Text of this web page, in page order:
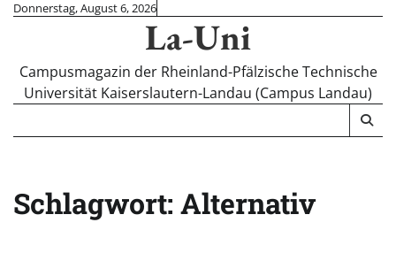
SkipDonnerstag, August 6, 2026
La-Uni
Campusmagazin der Rheinland-Pfälzische Technische
Universität Kaiserslautern-Landau (Campus Landau)
Schlagwort: Alternativ